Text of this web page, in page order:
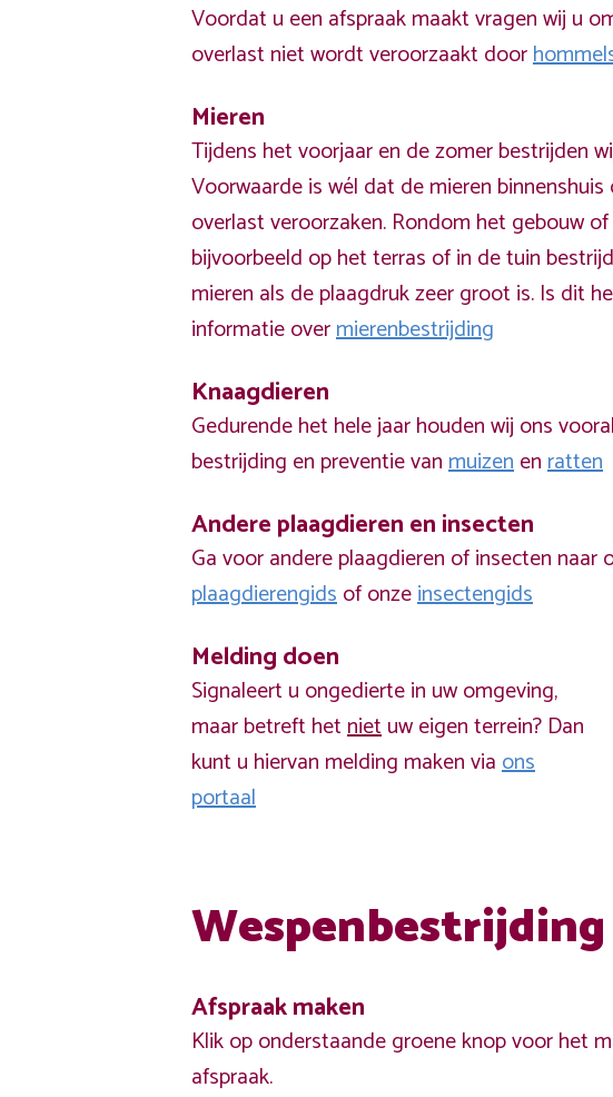
Voordat u een afspraak maakt vragen wij u
overlast niet wordt veroorzaakt door
Mieren
Tijdens het voorjaar en de zomer bestrijden
Voorwaarde is wél dat de mieren
overlast veroorzaken. Rondom het gebouw
bijvoorbeeld op het terras of in de tuin
mieren als de plaagdruk zeer groot is. Is dit
informatie overmierenbestrijding
Knaagdieren
Gedurende het hele jaar houden wij ons
bestrijding en preventie vanmuizenenratten
Andere plaagdieren en insecten
Ga voor andere plaagdieren of insecten naar
plaagdierengidsof onzeinsectengids
Melding doen
Signaleert u ongedierte in uw omgeving,
maar betreft hetnietuw eigen terrein? Dan
kunt u hiervan melding maken viaons
portaal
Wespenbestrijding
Afspraak maken
Klik op onderstaande groene knop voor het
afspraak.